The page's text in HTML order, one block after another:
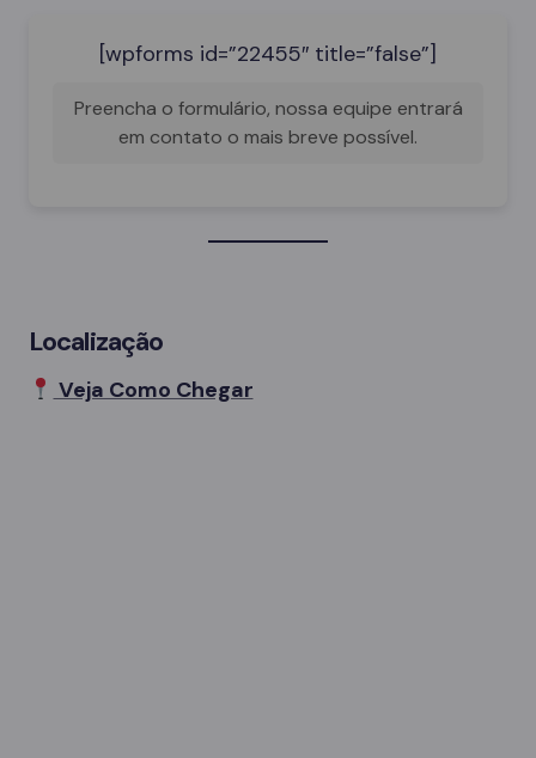
[wpforms id=”22455″ title=”false”]
Preencha o formulário, nossa equipe entrará
em contato o mais breve possível.
Localização
Veja Como Chegar